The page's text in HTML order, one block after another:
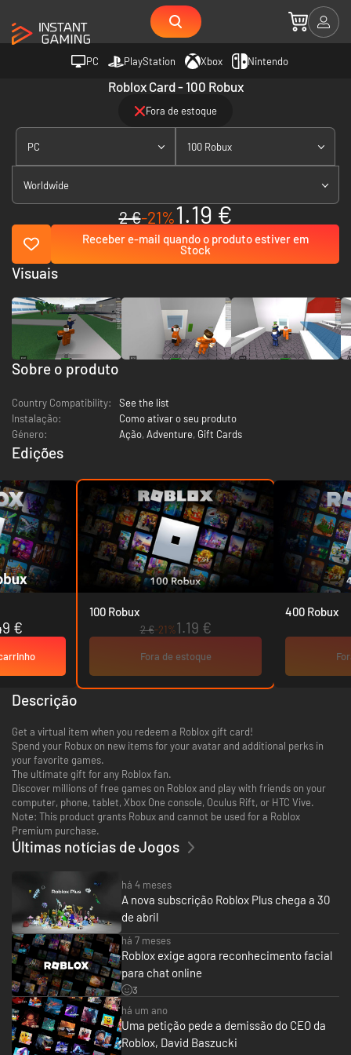
PC PlayStation Xbox Nintendo
Roblox Card - 100 Robux
Fora de estoque
PC 100 Robux
Worldwide
2 €-21%1.19 €
Receber e-mail quando o produto estiver em
Stock
Sobre o produto
Country Compatibility:
See the list
Instalação:
Como ativar o seu produto
Género:
Ação, Adventure, Gift Cards
Edições
€
100 Robux
2 €-21%1.19 €
Fora de estoque
400 Robux
Visuais
Descrição
Get a virtual item when you redeem a Roblox gift card!
Spend your Robux on new items for your avatar and additional perks in
your favorite games.
The ultimate gift for any Roblox fan.
Discover millions of free games on Roblox and play with friends on your
computer, phone, tablet, Xbox One console, Oculus Rift, or HTC Vive.
Note: This product grants Robux and cannot be used for a Roblox
Premium purchase.
Últimas notícias de Jogos
há 4 meses
A nova subscrição Roblox Plus chega a 30
de abril
há 7 meses
Roblox exige agora reconhecimento facial
para chat online
3
há um ano
Uma petição pede a demissão do CEO da
Roblox, David Baszucki